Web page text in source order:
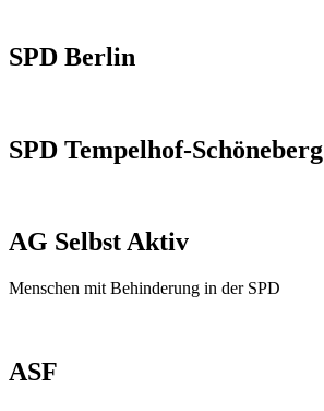
SPD Berlin
SPD Tempelhof-Schöneberg
AG Selbst Aktiv
Menschen mit Behinderung in der SPD
ASF